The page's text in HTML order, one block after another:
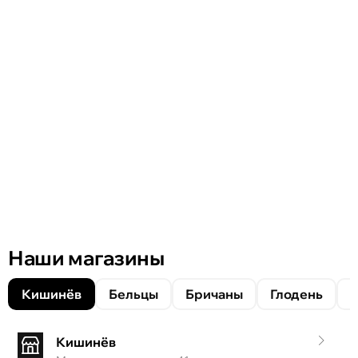
Наши магазины
Кишинёв Бельцы Бричаны Глодень
Кишинёв